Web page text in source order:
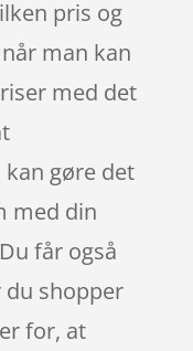
pris og
man kan
med det
gøre det
med din
får også
shopper
for, at